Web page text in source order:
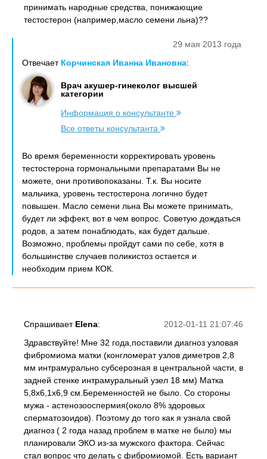
принимать народные средства, понижающие
тестостерон (например,масло семени льна)??
29 мая 2013 года
Отвечает Корчинская Иванна Ивановна:
Врач акушер-гинеколог высшей
категории
Информация о консультанте
Все ответы консультанта
Во время беременности корректировать уровень
тестостерона гормональными препаратами Вы не
можете, они противопоказаны. Т.к. Вы носите
мальчика, уровень тестостерона логично будет
повышен. Масло семени льна Вы можете принимать,
будет ли эффект, вот в чем вопрос. Советую дождаться
родов, а затем понаблюдать, как будет дальше.
Возможно, проблемы пройдут сами по себе, хотя в
большинстве случаев поликистоз остается и
необходим прием КОК.
2012-01-11 21:07:46
Спрашивает Elena:
Здравствуйте! Мне 32 года,поставили диагноз узловая
фибромиома матки (конгломерат узлов диметров 2,8
мм интрамурально субсерозная в центральной части, в
задней стенке интрамуральный узел 18 мм) Матка
5,8х6,1х6,9 см.Беременностей не было. Со стороны
мужа - астенозооспермия(около 8% здоровых
сперматозоидов). Поэтому до того как я узнала свой
диагноз ( 2 года назад проблем в матке не было) мы
планировали ЭКО из-за мужского фактора. Сейчас
стал вопрос что делать с фибромиомой. Есть вариант